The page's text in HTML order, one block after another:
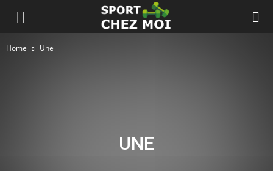
Home Une
UNE